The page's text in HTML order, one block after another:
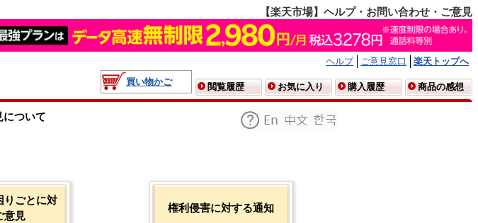
【楽天市場】ヘルプ・お問い合わせ・ご意見
ヘルプ ご意見窓口
楽天トップへ
買い物かご
閲覧履歴 お気に入り 購入履歴 商品の感想
について
りごとに対
意見
権利侵害に対する通知